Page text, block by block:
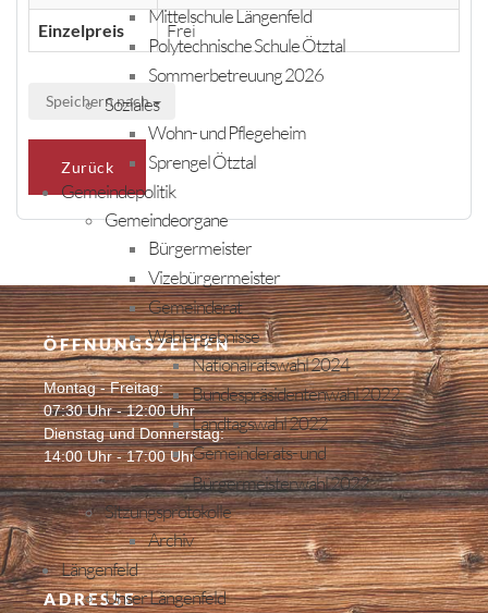
Mittelschule Längenfeld
Polytechnische Schule Ötztal
Sommerbetreuung 2026
Soziales
Wohn- und Pflegeheim
Sprengel Ötztal
Gemeindepolitik
Gemeindeorgane
Bürgermeister
Vizebürgermeister
Gemeinderat
Wahlergebnisse
Nationalratswahl 2024
Bundespräsidentenwahl 2022
Landtagswahl 2022
Gemeinderats- und
Bürgermeisterwahl 2022
Sitzungsprotokolle
Archiv
Längenfeld
Unser Längenfeld
Einzelpreis Frei
Speichern nach
Zurück
ÖFFNUNGSZEITEN
Montag - Freitag:
07:30 Uhr - 12:00 Uhr
Dienstag und Donnerstag:
14:00 Uhr - 17:00 Uhr
ADRESSE